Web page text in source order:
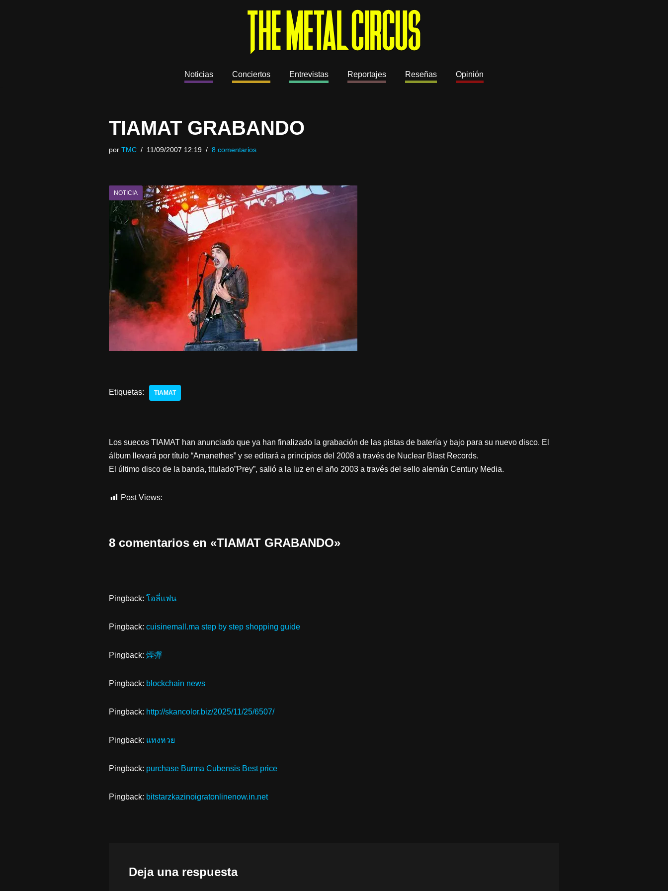
Noticias Conciertos Entrevistas Reportajes Reseñas Opinión
TIAMAT GRABANDO
por TMC 11/09/2007 12:19 8 comentarios
NOTICIA
Etiquetas: TIAMAT
Los suecos TIAMAT han anunciado que ya han finalizado la grabación de las pistas de batería y bajo para su nuevo disco. El
álbum llevará por título “Amanethes” y se editará a principios del 2008 a través de Nuclear Blast Records.
El último disco de la banda, titulado”Prey”, salió a la luz en el año 2003 a través del sello alemán Century Media.
Post Views:
8 comentarios en «TIAMAT GRABANDO»
Pingback: โอลี่แฟน
Pingback: cuisinemall.ma step by step shopping guide
Pingback: 煙彈
Pingback: blockchain news
Pingback: http://skancolor.biz/2025/11/25/6507/
Pingback: แทงหวย
Pingback: purchase Burma Cubensis Best price
Pingback: bitstarzkazinoigratonlinenow.in.net
Deja una respuesta